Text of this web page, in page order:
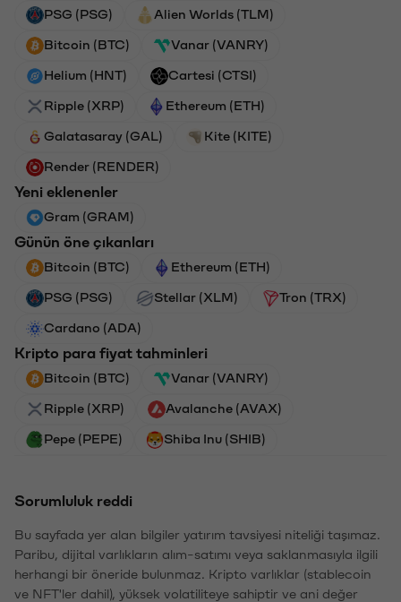
PSG (PSG) Alien Worlds (TLM)
Bitcoin (BTC) Vanar (VANRY)
Helium (HNT) Cartesi (CTSI)
Ripple (XRP) Ethereum (ETH)
Galatasaray (GAL) Kite (KITE)
Render (RENDER)
Yeni eklenenler
Gram (GRAM)
Günün öne çıkanları
Bitcoin (BTC) Ethereum (ETH)
PSG (PSG) Stellar (XLM) Tron (TRX)
Cardano (ADA)
Kripto para fiyat tahminleri
Bitcoin (BTC) Vanar (VANRY)
Ripple (XRP) Avalanche (AVAX)
Pepe (PEPE) Shiba Inu (SHIB)
Sorumluluk reddi
Bu sayfada yer alan bilgiler yatırım tavsiyesi niteliği taşımaz.
Paribu, dijital varlıkların alım-satımı veya saklanmasıyla ilgili
herhangi bir öneride bulunmaz. Kripto varlıklar (stablecoin
ve NFT'ler dahil), yüksek volatiliteye sahiptir ve ani değer